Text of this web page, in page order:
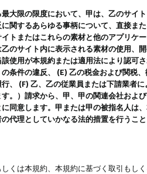
大限の限度において、甲は、乙のサイ
関するあらゆる事柄について、直接ま
トまたはこれらの素材と他のアプリ
のサイト内に表示される素材の使用、
使用が本規約または適用法により認可
条件の違反、 (E) 乙の税金および関税
、 (F) 乙、乙の従業員または下請業者
。）請求から、甲、甲の関連会社およ
同意します。甲または甲の被指名人は
代理としていかなる法的措置を行うこ
くは本規約、本規約に基づく取引もし